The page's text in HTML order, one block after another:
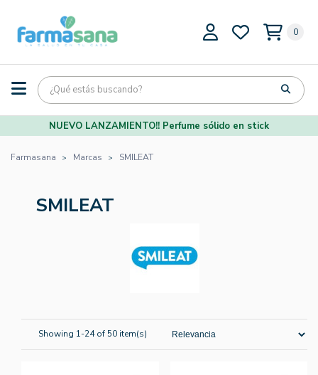
0
NUEVO LANZAMIENTO!! Perfume sólido en stick
Farmasana Marcas SMILEAT
SMILEAT
Showing 1-24 of 50 item(s)